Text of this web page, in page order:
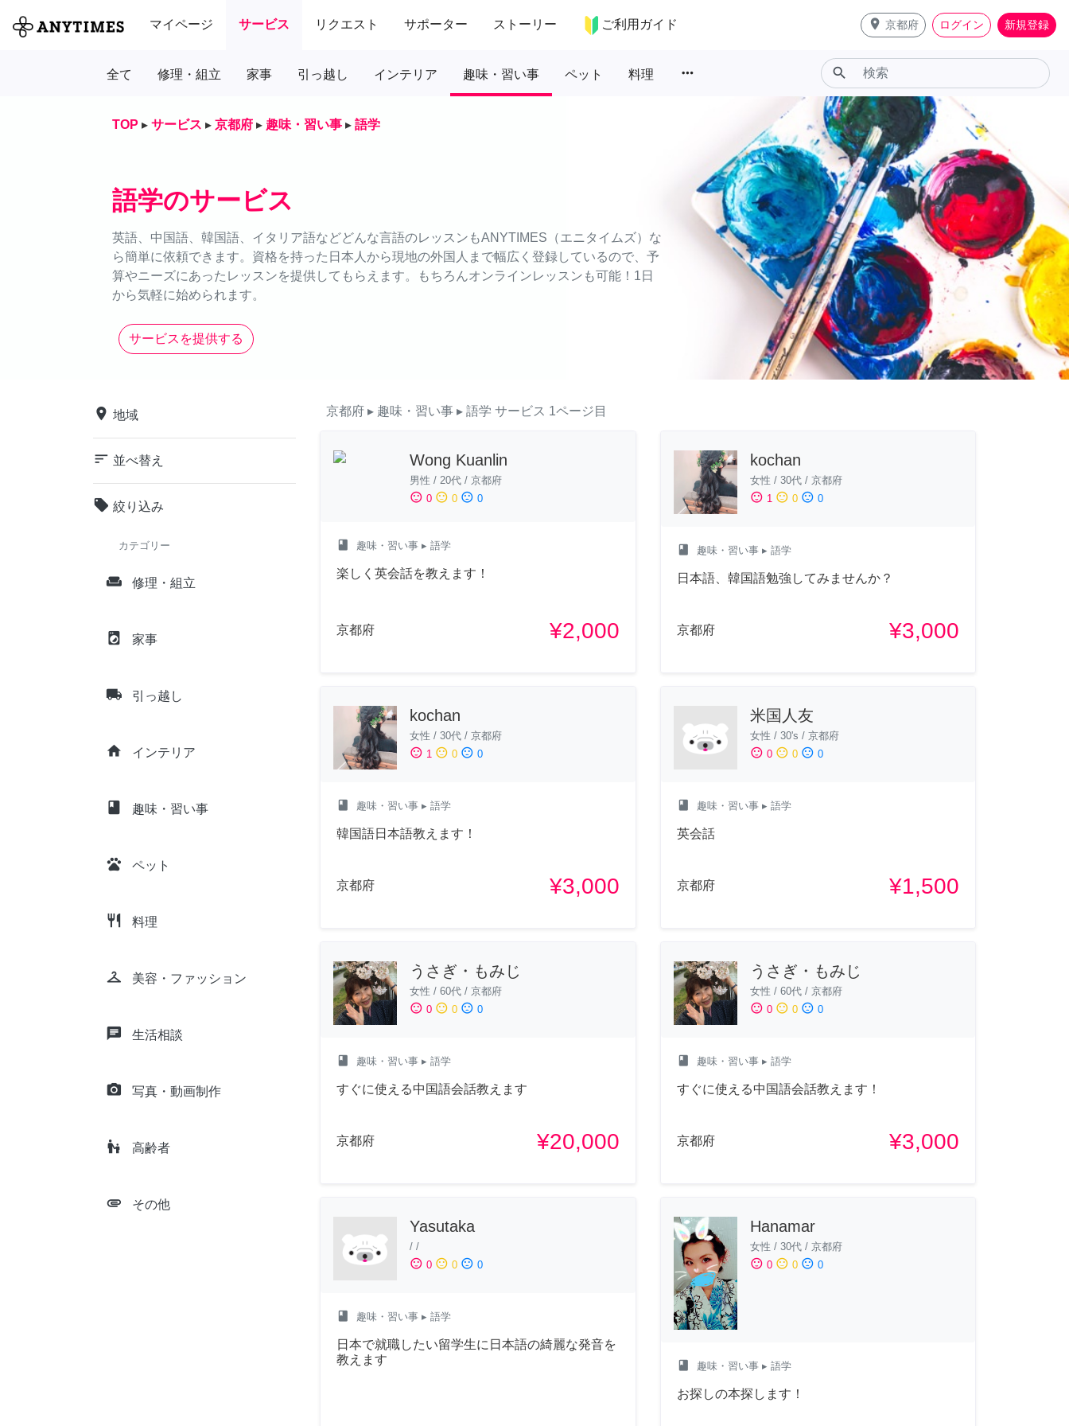
マイページ サービス リクエスト サポーター ストーリー ご利用ガイド place 京都府 ログイン 新規登録
全て 修理・組立 家事 引っ越し インテリア 趣味・習い事 ペット 料理 more_horiz search
TOP ▸ サービス ▸ 京都府 ▸ 趣味・習い事 ▸ 語学
語学のサービス
英語、中国語、韓国語、イタリア語などどんな言語のレッスンもANYTIMES（エニタイムズ）な
ら簡単に依頼できます。資格を持った日本人から現地の外国人まで幅広く登録しているので、予
算やニーズにあったレッスンを提供してもらえます。もちろんオンラインレッスンも可能！1日
から気軽に始められます。
サービスを提供する
place 地域
sort 並べ替え
local_offer 絞り込み
カテゴリー
weekend 修理・組立
local_laundry_service 家事
local_shipping 引っ越し
home インテリア
class 趣味・習い事
pets ペット
restaurant 料理
checkroom 美容・ファッション
chat 生活相談
camera_alt 写真・動画制作
escalator_warning 高齢者
attachment その他
京都府 ▸ 趣味・習い事 ▸ 語学 サービス 1ページ目
Wong Kuanlin
男性 / 20代 / 京都府
sentiment_satisfied 0 sentiment_neutral 0 sentiment_dissatisfied 0
class 趣味・習い事 ▸ 語学
楽しく英会話を教えます！
京都府 ¥2,000
kochan
女性 / 30代/ 京都府
sentiment_satisfied 1 sentiment_neutral 0 sentiment_dissatisfied 0
class 趣味・習い事▸ 語学
日本語、韓国語勉強してみませんか？
京都府 ¥3,000
kochan
女性 / 30代 / 京都府
sentiment_satisfied 1 sentiment_neutral 0 sentiment_dissatisfied 0
class 趣味・習い事 ▸ 語学
韓国語日本語教えます！
京都府 ¥3,000
米国人友
女性 / 30's / 京都府
sentiment_satisfied 0 sentiment_neutral 0 sentiment_dissatisfied 0
class 趣味・習い事▸ 語学
英会話
京都府 ¥1,500
うさぎ・もみじ
女性 / 60代 / 京都府
sentiment_satisfied 0 sentiment_neutral 0 sentiment_dissatisfied 0
class 趣味・習い事 ▸ 語学
すぐに使える中国語会話教えます
京都府 ¥20,000
うさぎ・もみじ
女性 / 60代/ 京都府
sentiment_satisfied 0 sentiment_neutral 0 sentiment_dissatisfied 0
class 趣味・習い事▸ 語学
すぐに使える中国語会話教えます！
京都府 ¥3,000
Yasutaka
/ /
sentiment_satisfied 0 sentiment_neutral 0 sentiment_dissatisfied 0
class 趣味・習い事 ▸ 語学
日本で就職したい留学生に日本語の綺麗な発音を
教えます
Hanamar
女性 / 30代/ 京都府
sentiment_satisfied 0 sentiment_neutral 0 sentiment_dissatisfied 0
class 趣味・習い事▸ 語学
お探しの本探します！